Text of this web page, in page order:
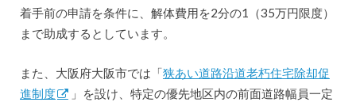
着手前の申請を条件に、解体費用を2分の1（35万円限度）
まで助成するとしています。
また、大阪府大阪市では「狭あい道路沿道老朽住宅除却促
進制度
」を設け、特定の優先地区内の前面道路幅員一定